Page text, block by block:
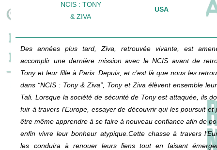
NCIS : TONY
& ZIVA
USA
Des années plus tard, Ziva, retrouvée vivante, est
accomplir une dernière mission avec le NCIS avant de
Tony et leur fille à Paris. Depuis, et c’est là que nous les
dans “NCIS : Tony & Ziva”, Tony et Ziva élèvent ensemble
Tali. Lorsque la société de sécurité de Tony est attaquée, ils
fuir à travers l’Europe, essayer de découvrir qui les poursuit et
être même apprendre à se faire à nouveau confiance afin de
enfin vivre leur bonheur atypique.Cette chasse à travers
les conduira à renouer leurs liens tout en faisant